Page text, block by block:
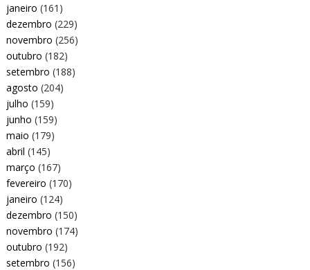
janeiro (161)
dezembro (229)
novembro (256)
outubro (182)
setembro (188)
agosto (204)
julho (159)
junho (159)
maio (179)
abril (145)
março (167)
fevereiro (170)
janeiro (124)
dezembro (150)
novembro (174)
outubro (192)
setembro (156)